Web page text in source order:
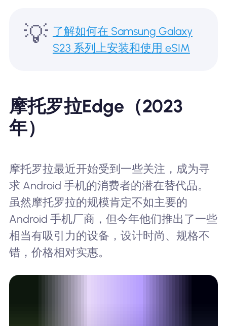
💡 了解如何在 Samsung Galaxy
S23 系列上安装和使用 eSIM
摩托罗拉Edge（2023
年）
摩托罗拉最近开始受到一些关注，成为寻
求 Android 手机的消费者的潜在替代品。
虽然摩托罗拉的规模肯定不如主要的
Android 手机厂商，但今年他们推出了一些
相当有吸引力的设备，设计时尚、规格不
错，价格相对实惠。